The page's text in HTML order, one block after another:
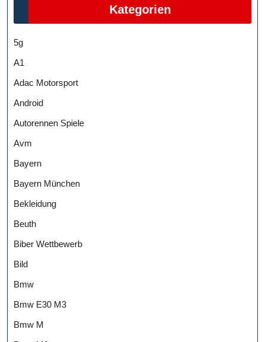
Kategorien
5g
A1
Adac Motorsport
Android
Autorennen Spiele
Avm
Bayern
Bayern München
Bekleidung
Beuth
Biber Wettbewerb
Bild
Bmw
Bmw E30 M3
Bmw M